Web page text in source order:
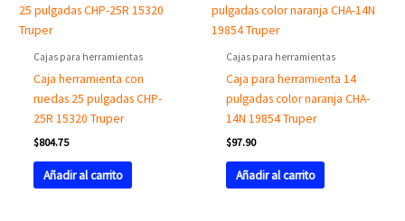
Cajas para herramientas
Caja herramienta con
ruedas 25 pulgadas CHP-
25R 15320 Truper
$804.75
Añadir al carrito
Cajas para herramientas
Caja para herramienta 14
pulgadas color naranja CHA-
14N 19854 Truper
$97.90
Añadir al carrito